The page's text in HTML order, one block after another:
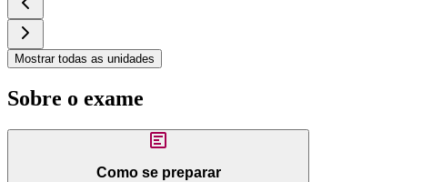
Mostrar todas as unidades
Sobre o exame
Como se preparar